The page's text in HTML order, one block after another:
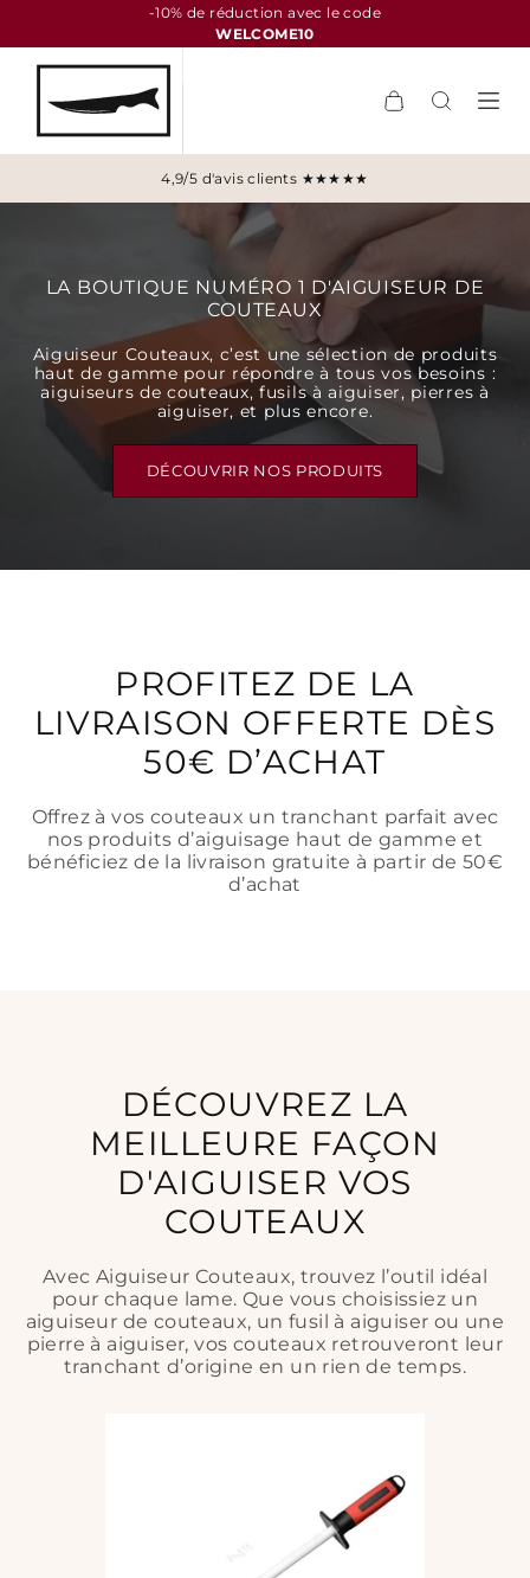
-10% de réduction avec le code
WELCOME10
4,9/5 d'avis clients ★★★★★
LA BOUTIQUE NUMÉRO 1 D'AIGUISEUR DE
COUTEAUX​
Aiguiseur Couteaux, c’est une sélection de produits
haut de gamme pour répondre à tous vos besoins :
aiguiseurs de couteaux, fusils à aiguiser, pierres à
aiguiser, et plus encore.
DÉCOUVRIR NOS PRODUITS
PROFITEZ DE LA
LIVRAISON OFFERTE DÈS
50€ D’ACHAT
Offrez à vos couteaux un tranchant parfait avec
nos produits d’aiguisage haut de gamme et
bénéficiez de la livraison gratuite à partir de 50€
d’achat
DÉCOUVREZ LA
MEILLEURE FAÇON
D'AIGUISER VOS
COUTEAUX
Avec Aiguiseur Couteaux, trouvez l’outil idéal
pour chaque lame. Que vous choisissiez un
aiguiseur de couteaux, un fusil à aiguiser ou une
pierre à aiguiser, vos couteaux retrouveront leur
tranchant d’origine en un rien de temps.